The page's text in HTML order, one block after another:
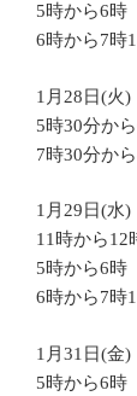
5時から
6時から7
1月28日(火)
5時30分か
7時30分か
1月29日(水)
11時から
5時から
6時から7
1月31日(金)
5時から